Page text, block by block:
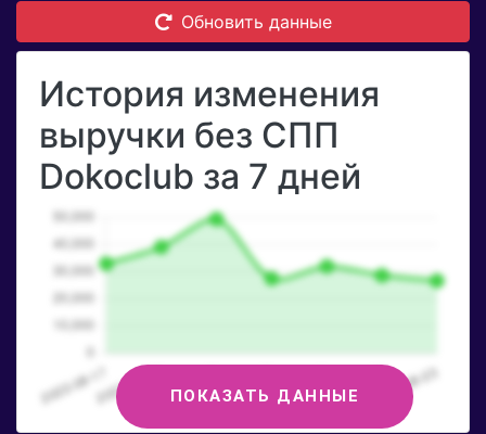
Обновить данные
История изменения
выручки без СПП
Dokoclub за 7 дней
ПОКАЗАТЬ ДАННЫЕ